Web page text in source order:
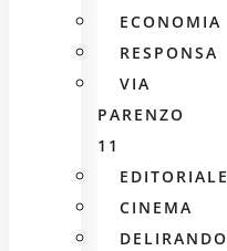
ECONOMIA
RESPONSA
VIA
PARENZO
11
EDITORIALE
CINEMA
DELIRANDO